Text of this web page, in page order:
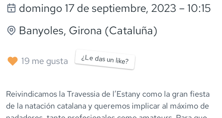
domingo 17 de septiembre, 2023 – 10:15
Banyoles, Girona (Cataluña)
19 me gusta ¿Le das un like?
Reivindicamos la Travessia de l’Estany como la gran fiesta
de la natación catalana y queremos implicar al máximo de